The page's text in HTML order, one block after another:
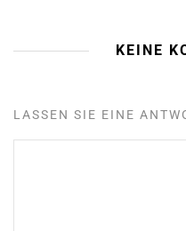
KEINE
LASSEN SIE EINE